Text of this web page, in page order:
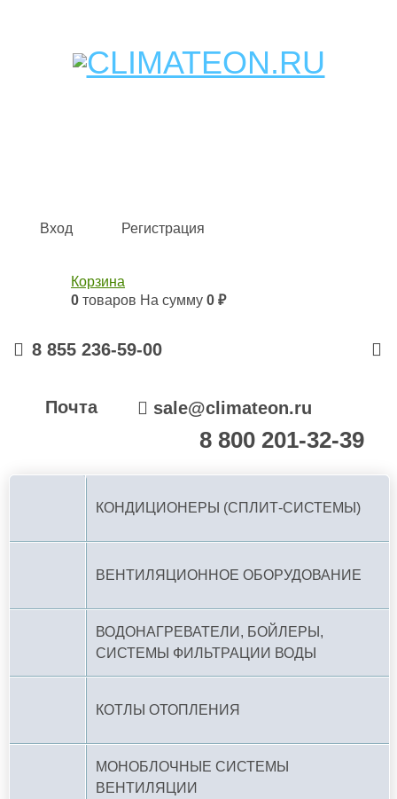
Кондиционеры и сплит-системы, газовые котлы,
Вход Регистрация
Корзина
0 товаров На сумму 0 ₽
8 855 236-59-00
Почта sale@climateon.ru
8 800 201-32-39
КОНДИЦИОНЕРЫ (СПЛИТ-СИСТЕМЫ)
ВЕНТИЛЯЦИОННОЕ ОБОРУДОВАНИЕ
ВОДОНАГРЕВАТЕЛИ, БОЙЛЕРЫ,
СИСТЕМЫ ФИЛЬТРАЦИИ ВОДЫ
КОТЛЫ ОТОПЛЕНИЯ
МОНОБЛОЧНЫЕ СИСТЕМЫ
ВЕНТИЛЯЦИИ